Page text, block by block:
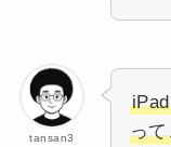
tansan3
っ